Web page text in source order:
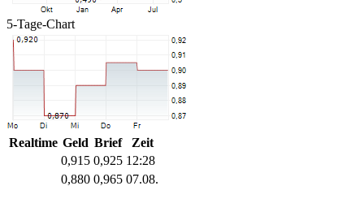
5-Tage-Chart
Realtime Geld Brief
Zeit
0,915 0,925 12:28
0,880 0,965 07.08.